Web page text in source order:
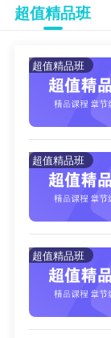
2025年10月黑
2025年10月黑
2025年4月黑
2025年4月黑
2025年4月黑
2025年4月黑
超值精品班
超值精品班
超值精品班
超值精品班